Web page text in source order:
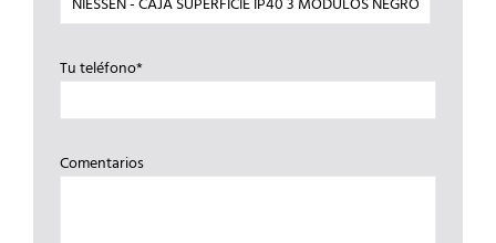
Tu teléfono*
Comentarios